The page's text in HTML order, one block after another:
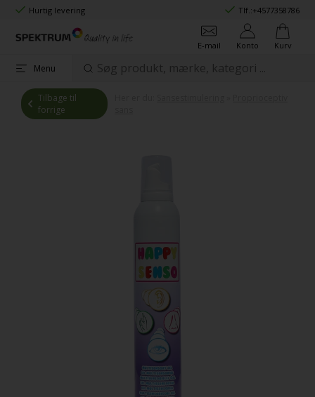
Hurtig levering Tlf.:+4577358786
E-mail Konto Kurv
Menu
Tilbage til
forrige